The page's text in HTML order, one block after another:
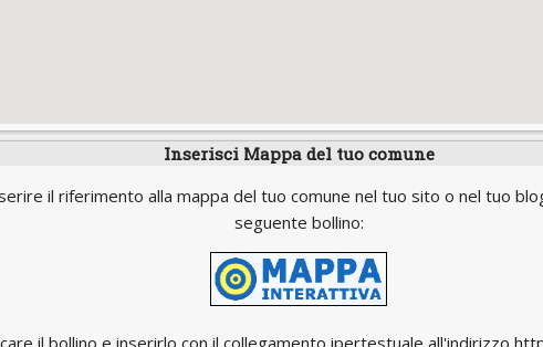
Inserisci Mappa del tuo comune
il riferimento alla mappa del tuo comune nel tuo sito o nel tuo
seguente bollino:
il bollino e inserirlo con il collegamento ipertestuale all'indirizzo